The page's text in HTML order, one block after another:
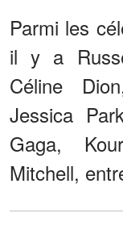
Parmi les
il y a
Céline
Jessica
Gaga,
Mitchell,